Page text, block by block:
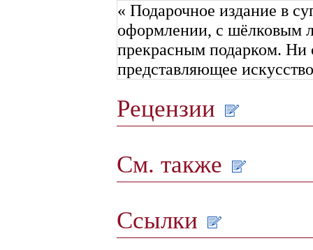
« Подарочное издание в
оформлении, с шёлковым
прекрасным подарком. Ни
представляющее
Рецензии
См. также
Ссылки